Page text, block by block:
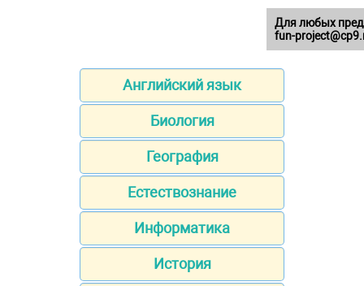
Английский язык
Биология
География
Естествознание
Информатика
История
Для любых
fun-